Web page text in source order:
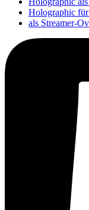
Holographic
als Streamer-